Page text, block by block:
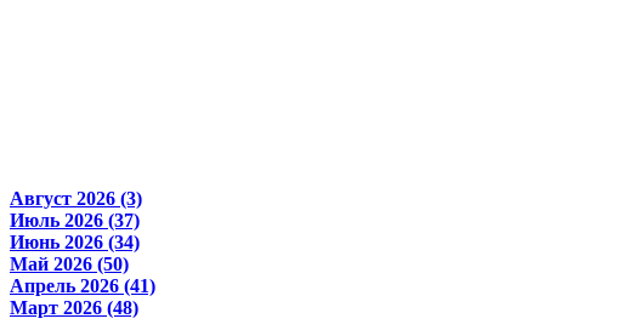
Август 2026 (3)
Июль 2026 (37)
Июнь 2026 (34)
Май 2026 (50)
Апрель 2026 (41)
Март 2026 (48)